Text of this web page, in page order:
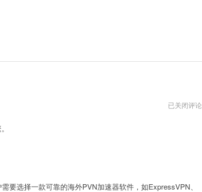
国
已关闭评论
选择一款可靠的海外PVN加速器软件，如ExpressVPN、